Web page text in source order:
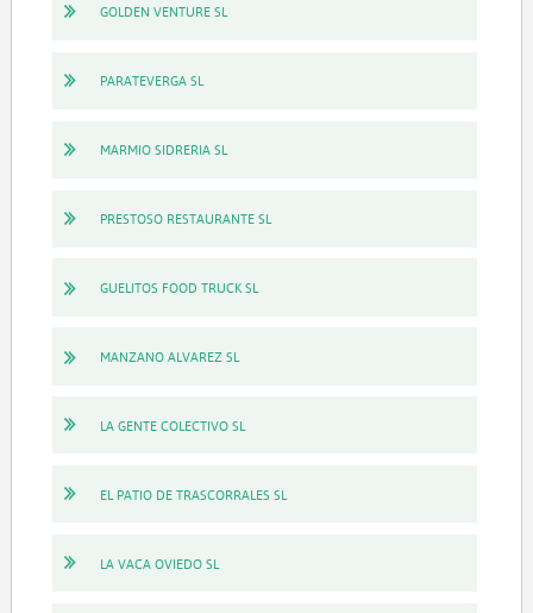
GOLDEN VENTURE SL
PARATEVERGA SL
MARMIO SIDRERIA SL
PRESTOSO RESTAURANTE SL
GUELITOS FOOD TRUCK SL
MANZANO ALVAREZ SL
LA GENTE COLECTIVO SL
EL PATIO DE TRASCORRALES SL
LA VACA OVIEDO SL